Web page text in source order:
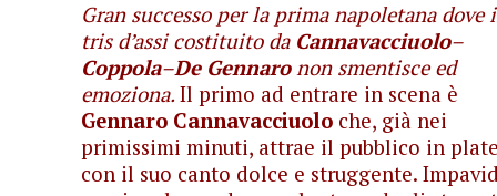
Gran successo per la prima napoletana dove
tris d’assi costituito da Cannavacciuolo–
Coppola–De Gennaronon smentisce ed
emoziona.Il primo ad entrare in scena è
Gennaro Cannavacciuolo che, già nei
primissimi minuti, attrae il pubblico in
con il suo canto dolce e struggente.